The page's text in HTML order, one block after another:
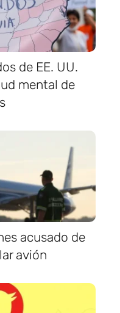
de EE. UU.
mental de
acusado de
avión